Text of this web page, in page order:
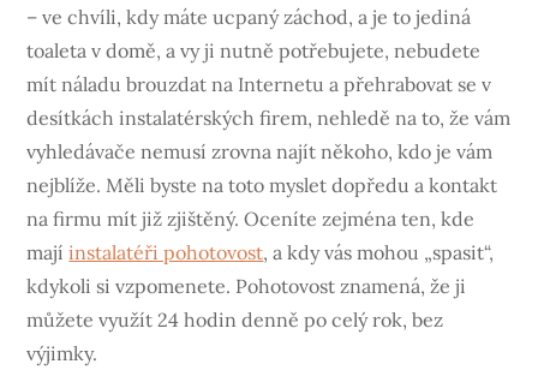
– ve chvíli, kdy máte ucpaný záchod, a je to jediná
toaleta v domě, a vy ji nutně potřebujete, nebudete
mít náladu brouzdat na Internetu a přehrabovat se v
desítkách instalatérských firem, nehledě na to, že vám
vyhledávače nemusí zrovna najít někoho, kdo je vám
nejblíže. Měli byste na toto myslet dopředu a kontakt
na firmu mít již zjištěný. Oceníte zejména ten, kde
majíinstalatéři pohotovost, a kdy vás mohou „spasit“,
kdykoli si vzpomenete. Pohotovost znamená, že ji
můžete využít 24 hodin denně po celý rok, bez
výjimky.